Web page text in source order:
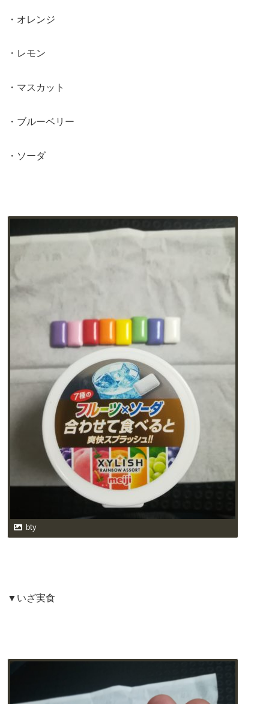
・オレンジ
・レモン
・マスカット
・ブルーベリー
・ソーダ
bty
▼いざ実食